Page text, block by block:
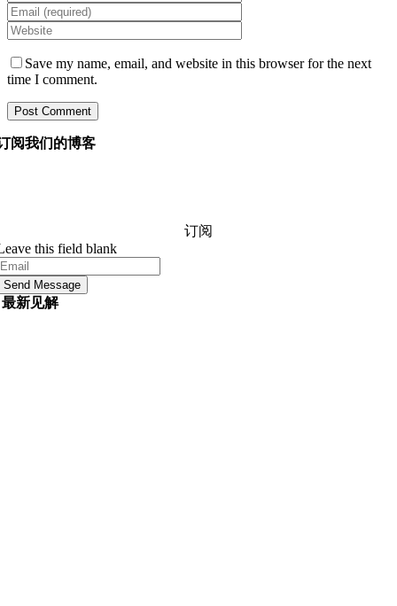
Save my name, email, and website in this browser for the next
time I comment.
阅我们的博客
订阅
this field blank
Send Message
最新见解